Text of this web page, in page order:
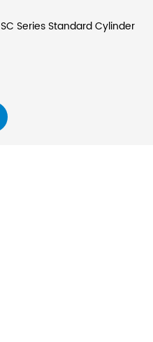
SC Series Standard Cylinder